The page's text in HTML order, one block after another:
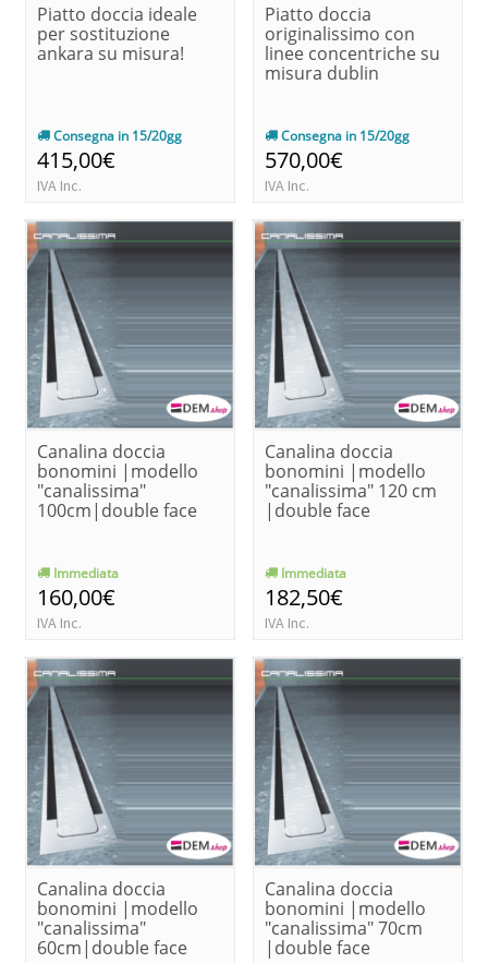
Piatto doccia ideale
per sostituzione
ankara su misura!
Consegna in 15/20gg
415,00€
IVA Inc.
Piatto doccia
originalissimo con
linee concentriche su
misura dublin
Consegna in 15/20gg
570,00€
IVA Inc.
Canalina doccia
bonomini |modello
"canalissima"
100cm|double face
Immediata
160,00€
IVA Inc.
Canalina doccia
bonomini |modello
"canalissima" 120 cm
|double face
Immediata
182,50€
IVA Inc.
Canalina doccia
bonomini |modello
"canalissima"
60cm|double face
Canalina doccia
bonomini |modello
"canalissima" 70cm
|double face